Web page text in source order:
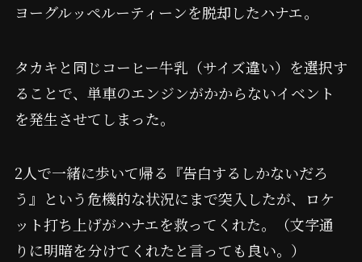
ヨーグルッペルーティーンを脱却したハナエ。
タカキと同じコーヒー牛乳（サイズ違い）を選択す
ることで、単車のエンジンがかからないイベント
を発生させてしまった。
2人で一緒に歩いて帰る『告白するしかないだろ
う』という危機的な状況にまで突入したが、ロケ
ット打ち上げがハナエを救ってくれた。（文字通
りに明暗を分けてくれたと言っても良い。）